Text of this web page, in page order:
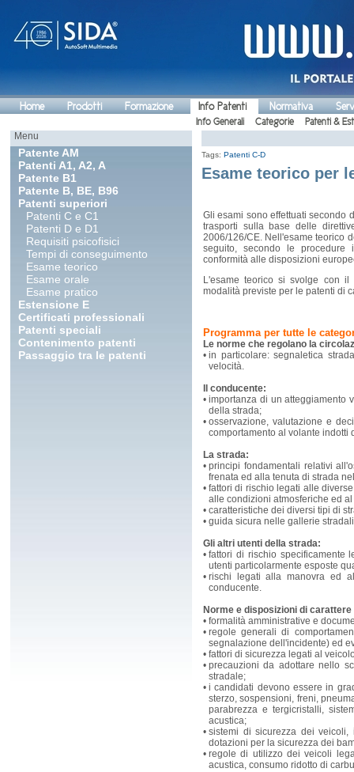
Home Prodotti Formazione Info Patenti Normativa
Info Generali Categorie
Patenti &
Menu
Patente AM
Patenti A1, A2, A
Patente B1
Patente B, BE, B96
Patenti superiori
Patenti C e C1
Patenti D e D1
Requisiti psicofisici
Tempi di conseguimento
Esame teorico
Esame orale
Esame pratico
Estensione E
Certificati professionali
Patenti speciali
Contenimento patenti
Passaggio tra le patenti
Tags: Patenti C-D
Esame teorico per
Gli esami sono effettuati secondo
trasporti sulla base delle
2006/126/CE. Nell'esame teorico
seguito, secondo le
conformità alle disposizioni
L'esame teorico si svolge con il
modalità previste per le patenti di
Programma per tutte le
Le norme che regolano la
• in particolare: segnaletica
velocità.
Il conducente:
• importanza di un atteggiamento
della strada;
• osservazione, valutazione e
comportamento al volante indotti
La strada:
• principi fondamentali relativi
frenata ed alla tenuta di strada
• fattori di rischio legati alle
alle condizioni atmosferiche ed
• caratteristiche dei diversi tipi di
• guida sicura nelle gallerie
Gli altri utenti della strada:
• fattori di rischio specificamente
utenti particolarmente esposte
• rischi legati alla manovra ed
conducente.
Norme e disposizioni di
• formalità amministrative e
• regole generali di
segnalazione dell'incidente) ed
• fattori di sicurezza legati al
• precauzioni da adottare nello
stradale;
• i candidati devono essere in
sterzo, sospensioni, freni,
parabrezza e tergicristalli,
acustica;
• sistemi di sicurezza dei
dotazioni per la sicurezza dei
• regole di utilizzo dei veicoli
acustica, consumo ridotto di